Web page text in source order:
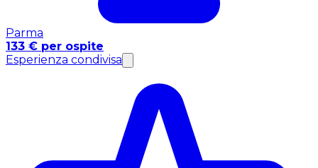
Parma
133 € per ospite
Esperienza condivisa